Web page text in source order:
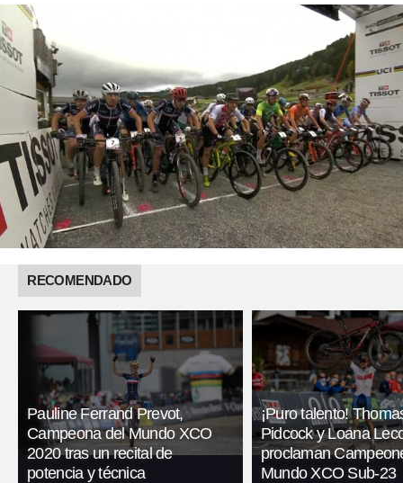
RECOMENDADO
Pauline Ferrand Prevot,
Campeona del Mundo XCO
2020 tras un recital de
potencia y técnica
¡Puro talento!
Pidcock y Loana
proclaman
Mundo XCO Sub-23